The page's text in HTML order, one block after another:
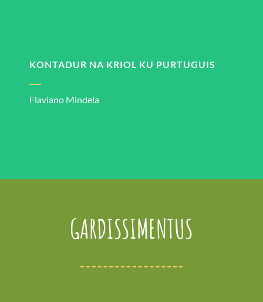
KONTADUR NA KRIOL KU PURTUGUIS
Flaviano Mindela
GARDISSIMENTUS